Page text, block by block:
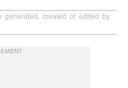
generated, created or edited by